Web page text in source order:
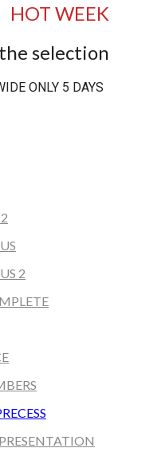
HOT WEEK
selection
ONLY 5 DAYS
2